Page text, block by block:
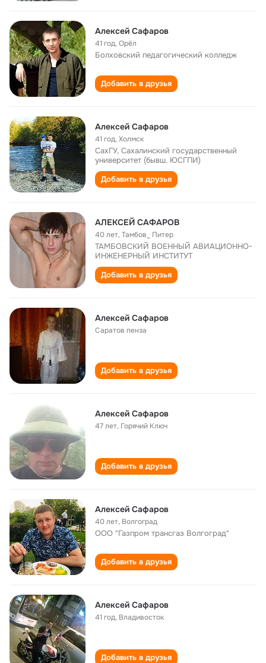
Алексей Сафаров
41 год,Орёл
Болховский педагогический колледж
Добавить в друзья
Алексей Сафаров
41 год,Холмск
СахГУ, Сахалинский государственный
университет (бывш. ЮСГПИ)
Добавить в друзья
АЛЕКСЕЙ САФАРОВ
40 лет,Тамбов_ Питер
ТАМБОВСКИЙ ВОЕННЫЙ АВИАЦИОННО-
ИНЖЕНЕРНЫЙ ИНСТИТУТ
Добавить в друзья
Алексей Сафаров
Саратов пенза
Добавить в друзья
Алексей Сафаров
47 лет, Горячий Ключ
Добавить в друзья
Алексей Сафаров
40 лет, Волгоград
ООО "Газпром трансгаз Волгоград"
Добавить в друзья
Алексей Сафаров
41 год, Владивосток
Добавить в друзья